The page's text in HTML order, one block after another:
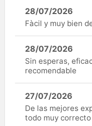
28/07/2026
Fàcil y muy bien
28/07/2026
Sin esperas,
recomendable
27/07/2026
De las mejores
todo muy